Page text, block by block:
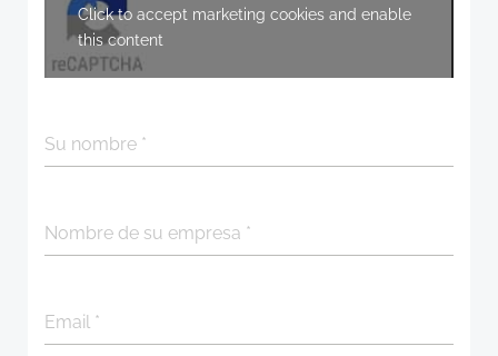
Click to accept marketing cookies and enable
this content
Su nombre *
Nombre de su empresa *
Email *